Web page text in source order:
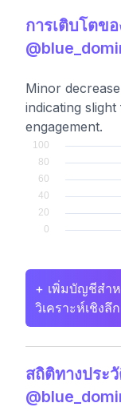
การเติบโตข
Minor
indicating
engagement.
+ เพิ่มบัญชีสำ
วิเคราะห์เชิงลึก
สถิติทางประ